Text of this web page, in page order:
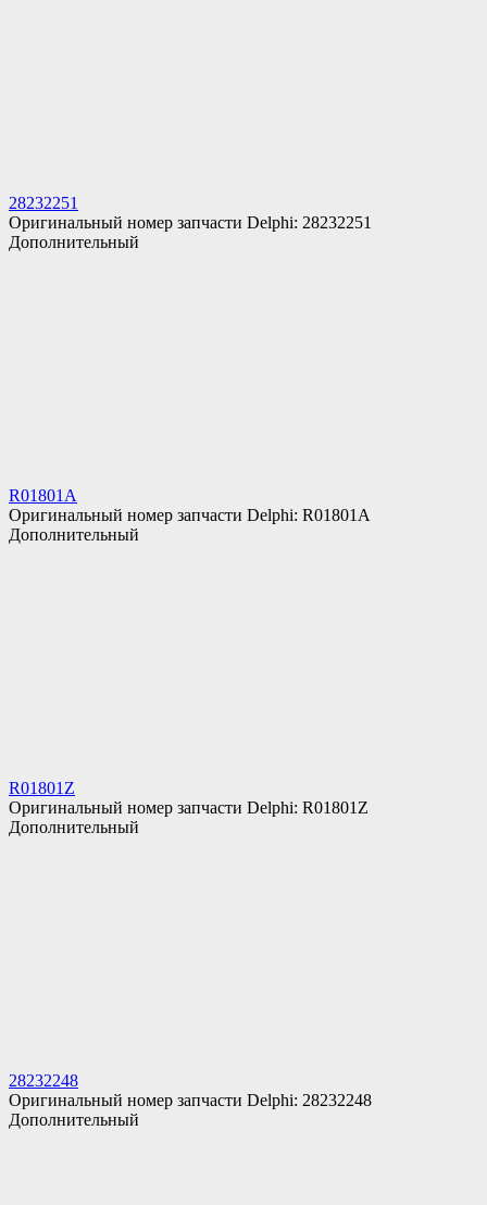
28232251
Оригинальный номер запчасти Delphi: 28232251
Дополнительный
R01801A
Оригинальный номер запчасти Delphi: R01801A
Дополнительный
R01801Z
Оригинальный номер запчасти Delphi: R01801Z
Дополнительный
28232248
Оригинальный номер запчасти Delphi: 28232248
Дополнительный